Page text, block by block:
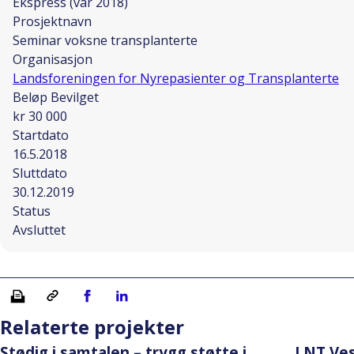
Prosjektnavn
Seminar voksne transplanterte
Organisasjon
Landsforeningen for Nyrepasienter og Transplanterte
Beløp Bevilget
kr 30 000
Startdato
16.5.2018
Sluttdato
30.12.2019
Status
Avsluttet
Skriv ut Kopiera länkDel på Facebook
Del på Linkedin
Relaterte projekter